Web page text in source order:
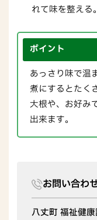
れて味を整える。
ポイント
あっさり味で温
煮にするとたく
大根や、お好み
出来ます。
お問い合わ
八丈町 福祉健